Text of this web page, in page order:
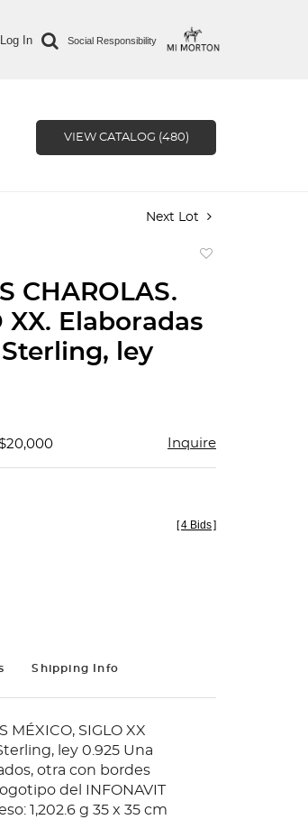
Log In Social Responsibility
VIEW CATALOG (480)
Next Lot
CHAROLAS.
XX. Elaboradas
ley
Inquire
[4 Bids]
Shipping Info
MÉXICO, SIGLO XX
ley 0.925 Una
otra con bordes
del INFONAVIT
1,202.6 g 35 x 35 cm